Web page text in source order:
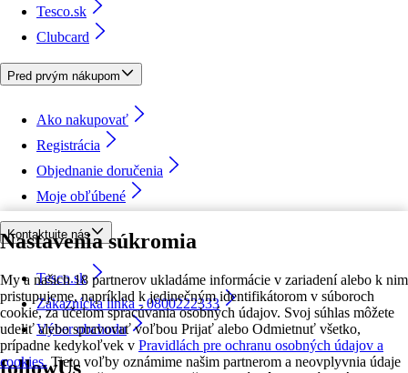
Nastavenia súkromia
My a našich 18 partnerov ukladáme informácie v zariadení alebo k nim
pristupujeme, napríklad k jedinečným identifikátorom v súboroch
cookie, za účelom spracúvania osobných údajov. Svoj súhlas môžete
udeliť alebo spravovať voľbou Prijať alebo Odmietnuť všetko,
prípadne kedykoľvek v Pravidlách pre ochranu osobných údajov a
cookies. Tieto voľby oznámime našim partnerom a neovplyvnia údaje
Tesco.sk
Clubcard
Pred prvým nákupom
Ako nakupovať
Registrácia
Objednanie doručenia
Moje obľúbené
Kontaktujte nás
Tesco.sk
Zákaznícka linka - 0800222333
Výber obchodu
followUs